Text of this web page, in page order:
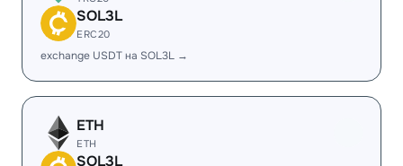
SOL3L
ERC20
exchange USDT на SOL3L →
ETH
ETH
SOL3L